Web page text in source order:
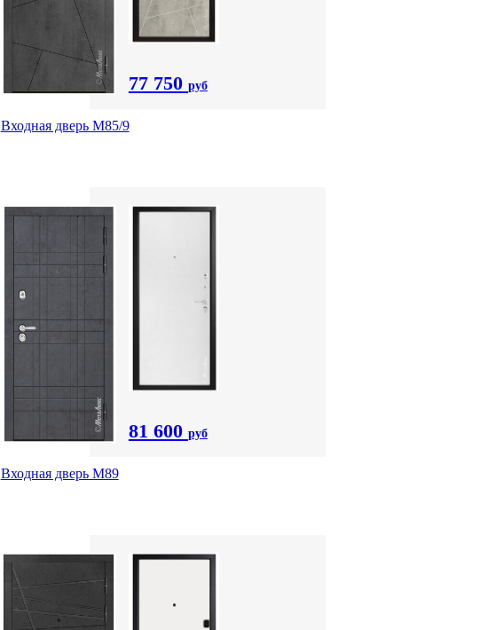
77 750 руб
Входная дверь М85/9
81 600 руб
Входная дверь M89